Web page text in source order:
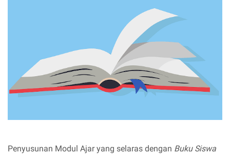
Penyusunan Modul Ajar yang selaras dengan Buku Siswa